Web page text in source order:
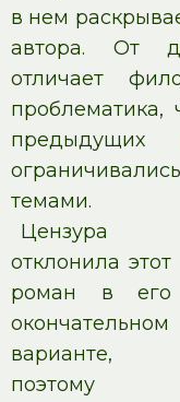
в нем
автора. От
отличает
предыдущих
темами.
Цензура
отклонила этот
роман в его
окончательном
варианте,
поэтому